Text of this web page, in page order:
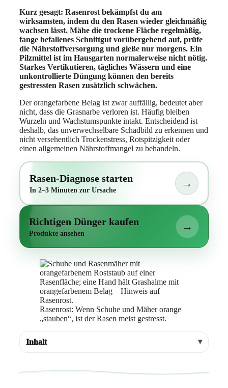
Kurz gesagt: Rasenrost bekämpfst du am
wirksamsten, indem du den Rasen wieder gleichmäßig
wachsen lässt. Mähe die trockene Fläche regelmäßig,
fange befallenes Schnittgut vorübergehend auf, prüfe
die Nährstoffversorgung und gieße nur morgens. Ein
Pilzmittel ist im Hausgarten normalerweise nicht nötig.
Starkes Vertikutieren, tägliches Wässern und eine
unkontrollierte Düngung können den bereits
gestressten Rasen zusätzlich schwächen.
Der orangefarbene Belag ist zwar auffällig, bedeutet aber
nicht, dass die Grasnarbe verloren ist. Häufig bleiben
Wurzeln und Wachstumspunkte intakt. Entscheidend ist
deshalb, das unverwechselbare Schadbild zu erkennen und
nicht versehentlich Trockenstress, Rotspitzigkeit oder
einen allgemeinen Nährstoffmangel zu behandeln.
Rasen-Diagnose starten
In 2–3 Minuten zur Ursache
→
Richtigen Dünger kaufen
Produkte ansehen
→
Rasenrost: Wenn Schuhe und Mäher orange
„stauben“, ist der Rasen meist gestresst.
Inhalt